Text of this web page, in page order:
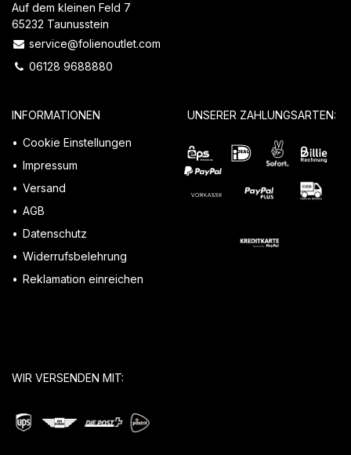
Auf dem kleinen Feld 7
65232 Taunusstein
service@folienoutlet.com
06128 9688880
INFORMATIONEN
Cookie Einstellungen
Impressum
Versand
AGB
Datenschutz
Widerrufsbelehrung
Reklamation einreichen
UNSERER ZAHLUNGSARTEN:
WIR VERSENDEN MIT: